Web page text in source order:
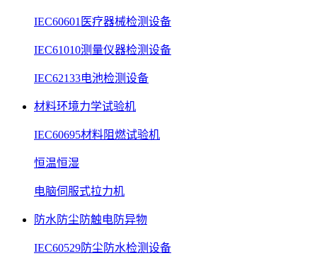
IEC60601医疗器械检测设备
IEC61010测量仪器检测设备
IEC62133电池检测设备
材料环境力学试验机
IEC60695材料阻燃试验机
恒温恒湿
电脑伺服式拉力机
防水防尘防触电防异物
IEC60529防尘防水检测设备